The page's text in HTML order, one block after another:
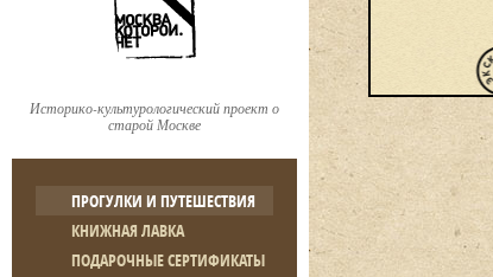
Историко-культурологический проект о
старой Москве
ПРОГУЛКИ И ПУТЕШЕСТВИЯ
КНИЖНАЯ ЛАВКА
ПОДАРОЧНЫЕ СЕРТИФИКАТЫ